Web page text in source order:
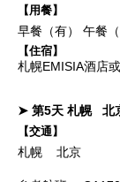
【用餐】
早餐（有） 午餐（
【住宿】
札幌EMISIA酒店
➤ 第5天 札幌 北
【交通】
札幌 北京